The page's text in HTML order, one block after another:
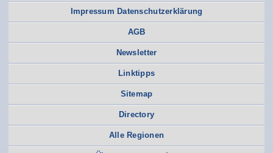
Impressum Datenschutzerklärung
AGB
Newsletter
Linktipps
Sitemap
Directory
Alle Regionen